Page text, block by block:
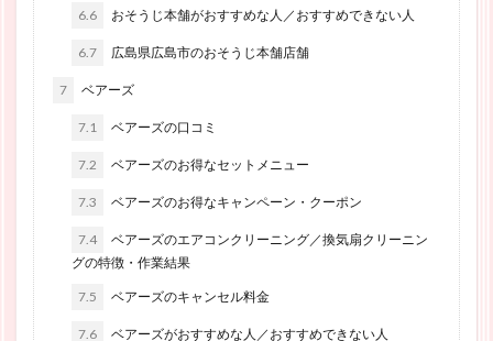
6.6 おそうじ本舗がおすすめな人／おすすめできない人
6.7 広島県広島市のおそうじ本舗店舗
7 ベアーズ
7.1 ベアーズの口コミ
7.2 ベアーズのお得なセットメニュー
7.3 ベアーズのお得なキャンペーン・クーポン
7.4
ベアーズのエアコンクリーニング／換気扇クリーニン
グの特徴・作業結果
7.5 ベアーズのキャンセル料金
7.6 ベアーズがおすすめな人／おすすめできない人